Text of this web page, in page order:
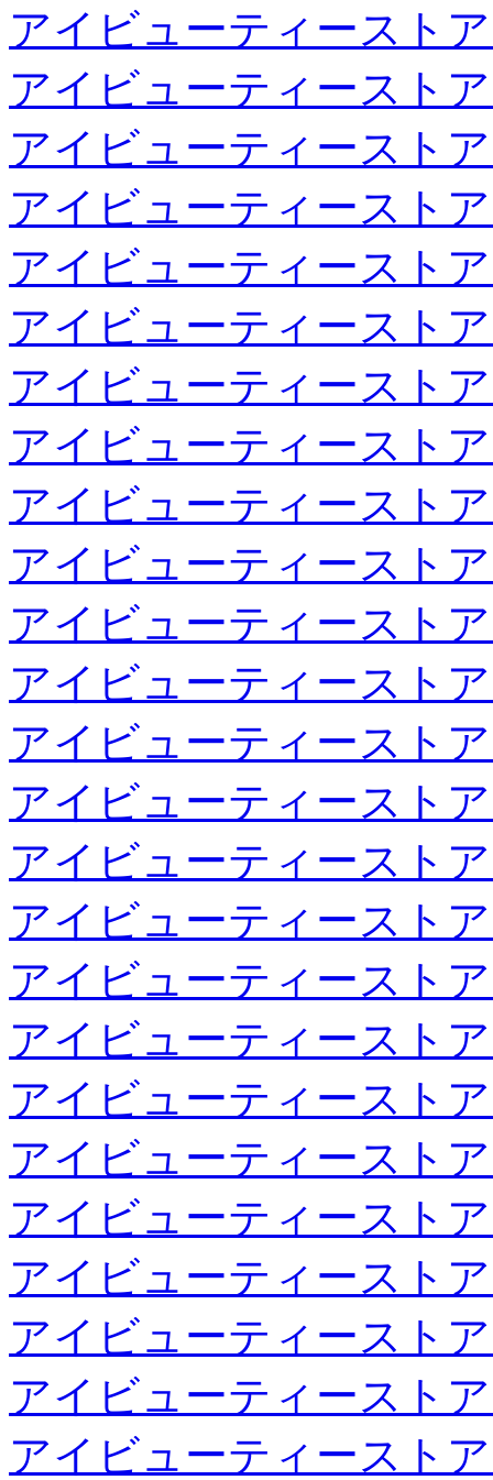
アイビューティースト
アイビューティースト
アイビューティースト
アイビューティースト
アイビューティースト
アイビューティースト
アイビューティースト
アイビューティースト
アイビューティースト
アイビューティースト
アイビューティースト
アイビューティースト
アイビューティースト
アイビューティースト
アイビューティースト
アイビューティースト
アイビューティースト
アイビューティースト
アイビューティースト
アイビューティースト
アイビューティースト
アイビューティースト
アイビューティースト
アイビューティースト
アイビューティースト